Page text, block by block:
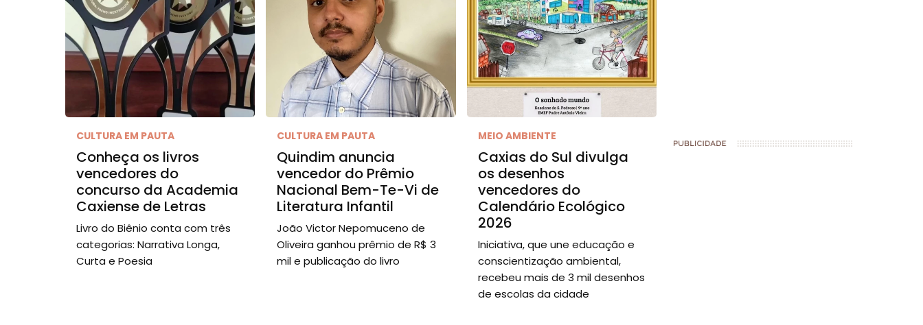
CULTURA EM PAUTA
Conheça os livros
vencedores do
concurso da Academia
Caxiense de Letras
Livro do Biênio conta com três
categorias: Narrativa Longa,
Curta e Poesia
CULTURA EM PAUTA
Quindim anuncia
vencedor do Prêmio
Nacional Bem-Te-Vi de
Literatura Infantil
João Victor Nepomuceno de
Oliveira ganhou prêmio de R$ 3
mil e publicação do livro
MEIO AMBIENTE
Caxias do Sul divulga
os desenhos
vencedores do
Calendário Ecológico
2026
Iniciativa, que une educação e
conscientização ambiental,
recebeu mais de 3 mil desenhos
de escolas da cidade